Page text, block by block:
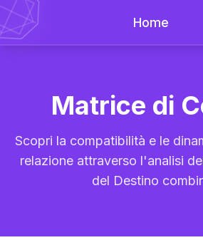
Home
Matrice di
Scopri la compatibilità e le
relazione attraverso l'analisi
del Destino